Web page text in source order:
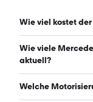
Wie viel kostet der
Ein guter Preis
zwischen 8.950 €
Wie viele
aktuell?
Es gibt
Welche